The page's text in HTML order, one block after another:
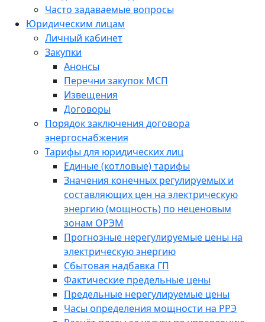
Часто задаваемые вопросы
Юридическим лицам
Личный кабинет
Закупки
Анонсы
Перечни закупок МСП
Извещения
Договоры
Порядок заключения договора
энергоснабжения
Тарифы для юридических лиц
Единые (котловые) тарифы
Значения конечных регулируемых и
составляющих цен на электрическую
энергию (мощность) по неценовым
зонам ОРЭМ
Прогнозные нерегулируемые цены на
электрическую энергию
Сбытовая надбавка ГП
Фактические предельные цены
Предельные нерегулируемые цены
Часы определения мощности на РРЭ